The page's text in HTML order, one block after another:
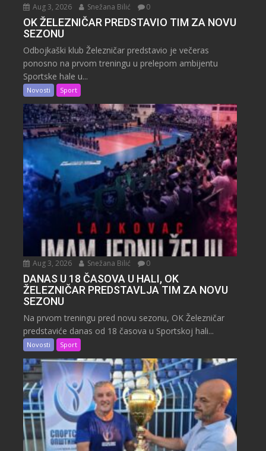
Aug 3, 2026 Snežana Bilić 0
OK ŽELEZNIČAR PREDSTAVIO TIM ZA NOVU
SEZONU
Odbojkaški klub Železničar predstavio je večeras
ponosno na prvom treningu u prelepom ambijentu
Sportske hale u...
Novosti Sport
Aug 3, 2026 Snežana Bilić 0
DANAS U 18 ČASOVA U HALI, OK
ŽELEZNIČAR PREDSTAVLJA TIM ZA NOVU
SEZONU
Na prvom treningu pred novu sezonu, OK Železničar
predstaviće danas od 18 časova u Sportskoj hali...
Novosti Sport